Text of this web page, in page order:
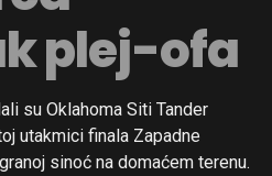
plej-ofa
su Oklahoma Siti Tander
utakmici finala Zapadne
sinoć na domaćem terenu.